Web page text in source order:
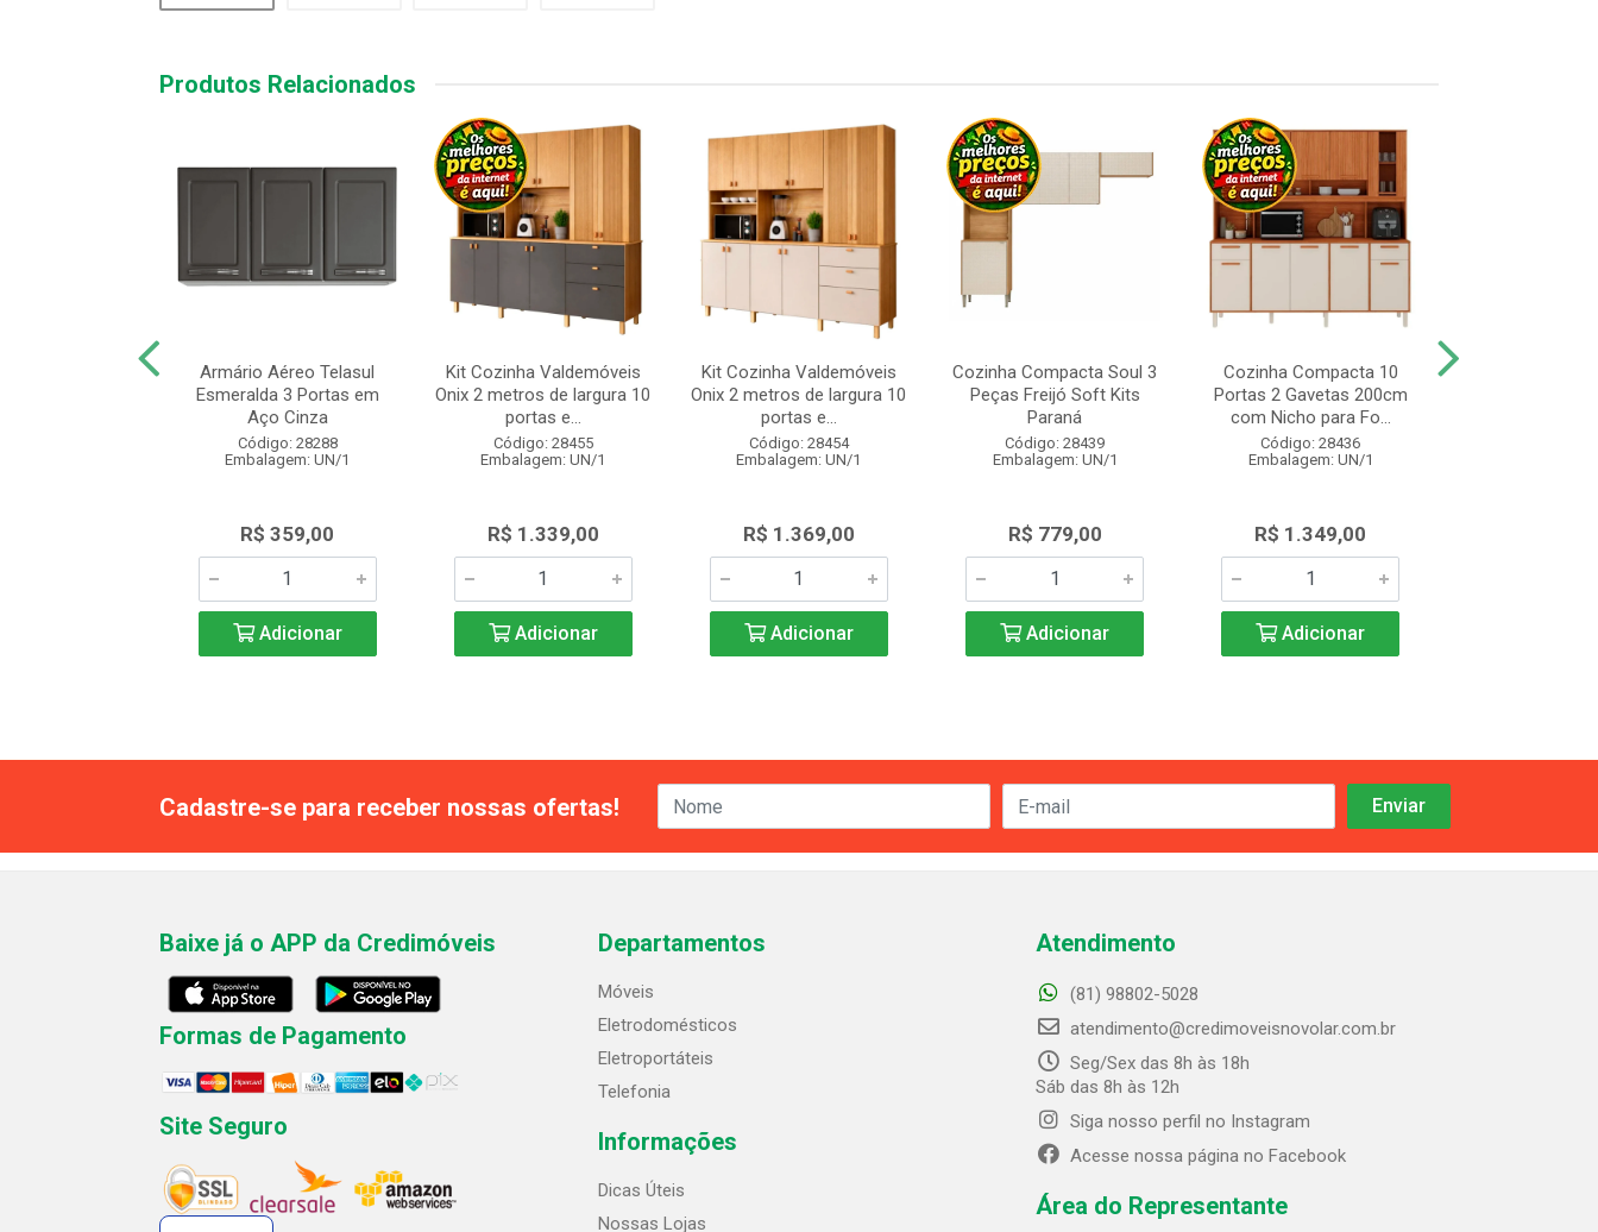
Produtos Relacionados
Armário Aéreo Telasul
Esmeralda 3 Portas em
Aço Cinza
Código: 28288
Embalagem: UN/1
R$ 359,00
Adicionar
Kit Cozinha Valdemóveis
Onix 2 metros de largura 10
portas e...
Código: 28455
Embalagem: UN/1
R$ 1.339,00
Adicionar
Kit Cozinha Valdemóveis
Onix 2 metros de largura 10
portas e...
Código: 28454
Embalagem: UN/1
R$ 1.369,00
Adicionar
Cozinha Compacta Soul 3
Peças Freijó Soft Kits
Paraná
Código: 28439
Embalagem: UN/1
R$ 779,00
Adicionar
Cozinha Compacta 10
Portas 2 Gavetas 200cm
com Nicho para Fo...
Código: 28436
Embalagem: UN/1
R$ 1.349,00
Adicionar
Cadastre-se para receber nossas ofertas!
Baixe já o APP da Credimóveis
Formas de Pagamento
Site Seguro
Departamentos
Móveis
Eletrodomésticos
Eletroportáteis
Telefonia
Informações
Dicas Úteis
Nossas Lojas
Atendimento
(81) 98802-5028
atendimento@credimoveisnovolar.com.br
Seg/Sex das 8h às 18h
Sáb das 8h às 12h
Siga nosso perfil no Instagram
Acesse nossa página no Facebook
Área do Representante